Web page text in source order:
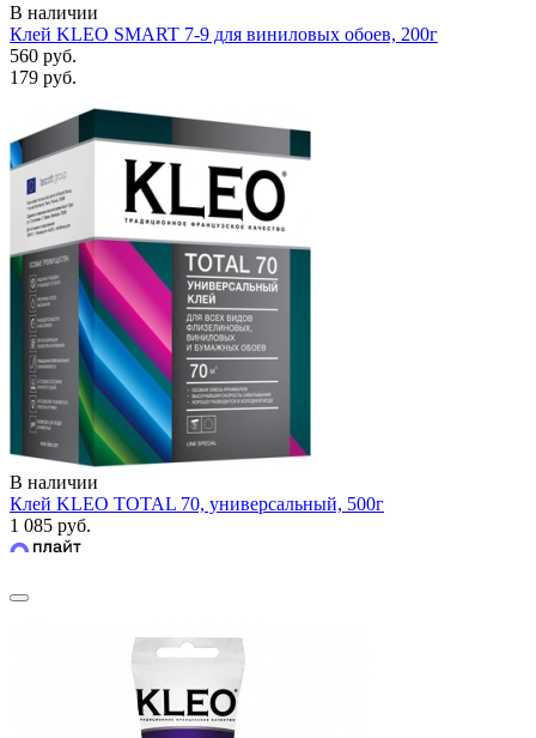
В наличии
Клей KLEO SMART 7-9 для виниловых обоев, 200г
560 руб.
179 руб.
В наличии
Клей KLEO TOTAL 70, универсальный, 500г
1 085 руб.